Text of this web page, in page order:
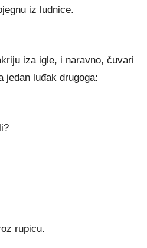
iz ludnice.
iza igle, i naravno, čuvari
jedan luđak drugoga:
rupicu.